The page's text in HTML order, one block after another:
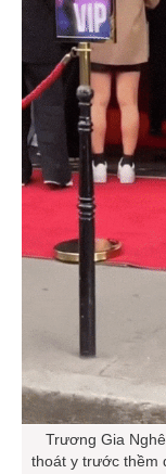
Trương Gia
thoát y trước thềm